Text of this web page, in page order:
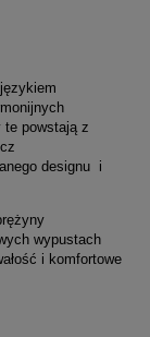
te powstają z
designu i
wypustach
i komfortowe